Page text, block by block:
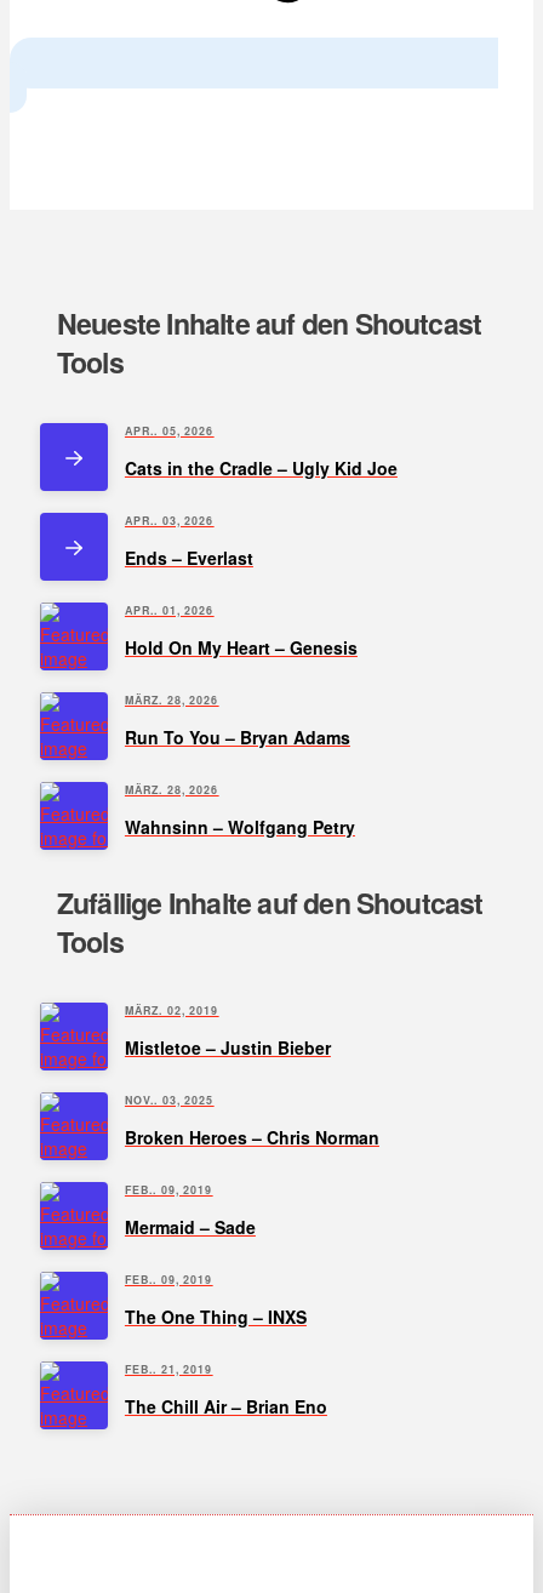
Next
Neueste Inhalte auf den Shoutcast
Tools
APR.. 05, 2026
Cats in the Cradle – Ugly Kid Joe
APR.. 03, 2026
Ends – Everlast
APR.. 01, 2026
Hold On My Heart – Genesis
MÄRZ. 28, 2026
Run To You – Bryan Adams
MÄRZ. 28, 2026
Wahnsinn – Wolfgang Petry
Zufällige Inhalte auf den Shoutcast
Tools
MÄRZ. 02, 2019
Mistletoe – Justin Bieber
NOV.. 03, 2025
Broken Heroes – Chris Norman
FEB.. 09, 2019
Mermaid – Sade
FEB.. 09, 2019
The One Thing – INXS
FEB.. 21, 2019
The Chill Air – Brian Eno